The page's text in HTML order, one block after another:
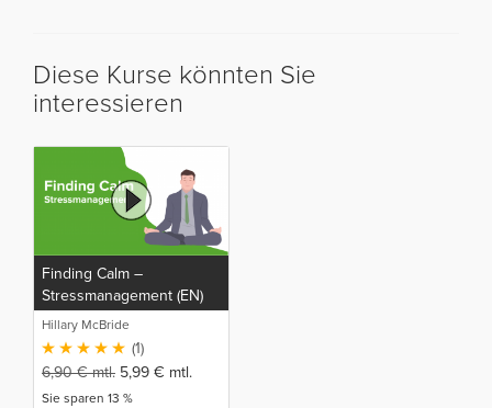
Diese Kurse könnten Sie
interessieren
Finding Calm –
Stressmanagement (EN)
Hillary McBride
(1)
6,90€mtl. 5,99 € mtl.
Sie sparen 13 %